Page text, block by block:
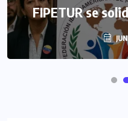
FIPETUR se